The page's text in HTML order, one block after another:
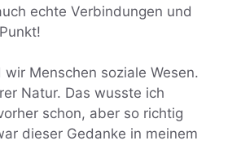
echte Verbindungen und
wir Menschen soziale Wesen.
Natur. Das wusste ich
schon, aber so richtig
dieser Gedanke in meinem